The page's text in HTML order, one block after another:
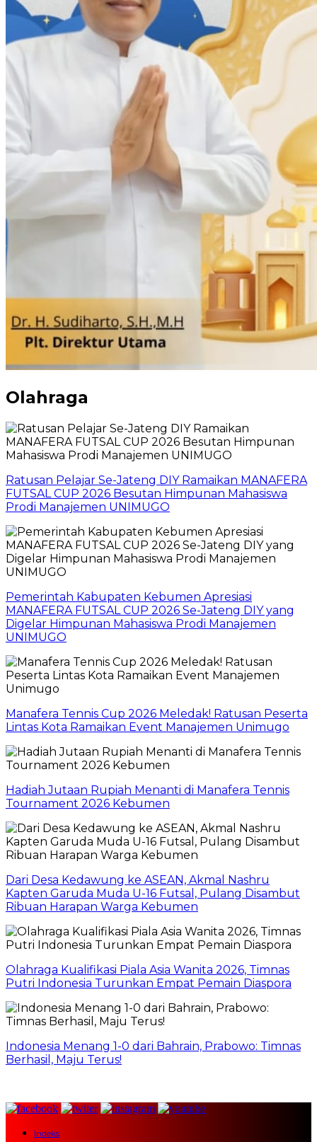
Olahraga
Ratusan Pelajar Se-Jateng DIY Ramaikan MANAFERA
FUTSAL CUP 2026 Besutan Himpunan Mahasiswa
Prodi Manajemen UNIMUGO
Pemerintah Kabupaten Kebumen Apresiasi
MANAFERA FUTSAL CUP 2026 Se-Jateng DIY yang
Digelar Himpunan Mahasiswa Prodi Manajemen
UNIMUGO
Manafera Tennis Cup 2026 Meledak! Ratusan Peserta
Lintas Kota Ramaikan Event Manajemen Unimugo
Hadiah Jutaan Rupiah Menanti di Manafera Tennis
Tournament 2026 Kebumen
Dari Desa Kedawung ke ASEAN, Akmal Nashru
Kapten Garuda Muda U-16 Futsal, Pulang Disambut
Ribuan Harapan Warga Kebumen
Olahraga Kualifikasi Piala Asia Wanita 2026, Timnas
Putri Indonesia Turunkan Empat Pemain Diaspora
Indonesia Menang 1-0 dari Bahrain, Prabowo: Timnas
Berhasil, Maju Terus!
Indeks